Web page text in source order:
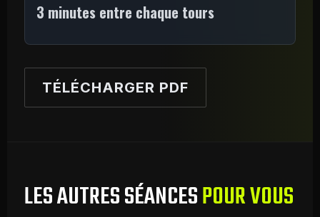
3 minutes entre chaque tours
TÉLÉCHARGER PDF
LES AUTRES SÉANCESPOUR VOUS